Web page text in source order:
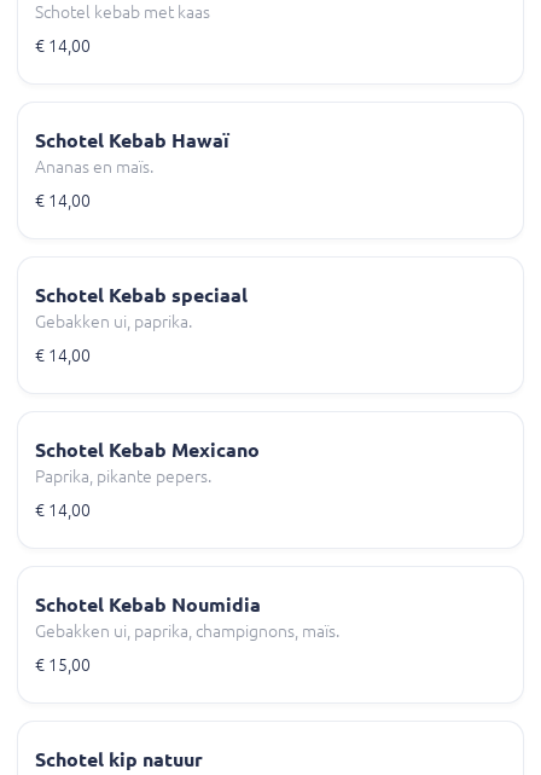
Schotel kebab met kaas
€ 14,00
Schotel Kebab Hawaï
Ananas en maïs.
€ 14,00
Schotel Kebab speciaal
Gebakken ui, paprika.
€ 14,00
Schotel Kebab Mexicano
Paprika, pikante pepers.
€ 14,00
Schotel Kebab Noumidia
Gebakken ui, paprika, champignons, maïs.
€ 15,00
Schotel kip natuur